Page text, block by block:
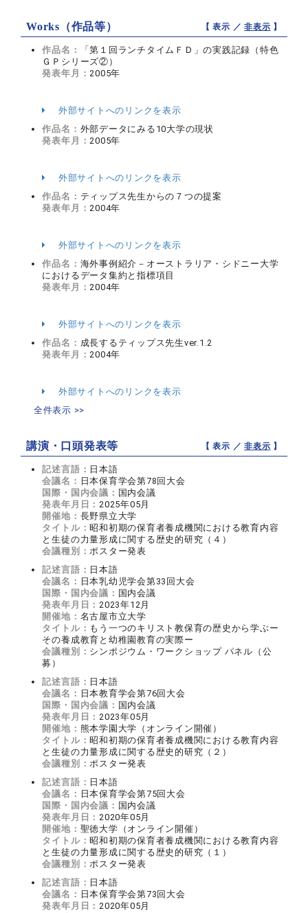
Works（作品等） 【 表示 ／非表示 】
作品名：
「第１回ランチタイムＦＤ」の実践記録（特色
ＧＰシリーズ②）
発表年月： 2005年
外部サイトへのリンクを表示
作品名： 外部データにみる10大学の現状
発表年月： 2005年
外部サイトへのリンクを表示
作品名： ティップス先生からの７つの提案
発表年月： 2004年
外部サイトへのリンクを表示
作品名： 海外事例紹介－オーストラリア・シドニー大学
におけるデータ集約と指標項目
発表年月： 2004年
外部サイトへのリンクを表示
作品名： 成長するティップス先生ver.1.2
発表年月： 2004年
外部サイトへのリンクを表示
全件表示 >>
講演・口頭発表等 【 表示 ／非表示 】
記述言語： 日本語
会議名： 日本保育学会第78回大会
国際・国内会議： 国内会議
発表年月日： 2025年05月
開催地： 長野県立大学
タイトル： 昭和初期の保育者養成機関における教育内容
と生徒の力量形成に関する歴史的研究（４）
会議種別： ポスター発表
記述言語： 日本語
会議名： 日本乳幼児学会第33回大会
国際・国内会議： 国内会議
発表年月日： 2023年12月
開催地： 名古屋市立大学
タイトル： もう一つのキリスト教保育の歴史から学ぶー
その養成教育と幼稚園教育の実際ー
会議種別： シンポジウム・ワークショップ パネル（公
募）
記述言語： 日本語
会議名： 日本教育学会第76回大会
国際・国内会議： 国内会議
発表年月日： 2023年05月
開催地： 熊本学園大学（オンライン開催）
タイトル： 昭和初期の保育者養成機関における教育内容
と生徒の力量形成に関する歴史的研究（２）
会議種別： ポスター発表
記述言語： 日本語
会議名： 日本保育学会第75回大会
国際・国内会議： 国内会議
発表年月日： 2020年05月
開催地： 聖徳大学（オンライン開催）
タイトル： 昭和初期の保育者養成機関における教育内容
と生徒の力量形成に関する歴史的研究（１）
会議種別： ポスター発表
記述言語： 日本語
会議名： 日本保育学会第73回大会
発表年月日： 2020年05月